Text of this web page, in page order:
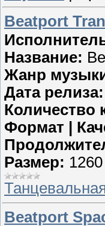
Beatport
Название:
Жанр
Дата релиза:
Количество
Формат |
Размер:
Beatport